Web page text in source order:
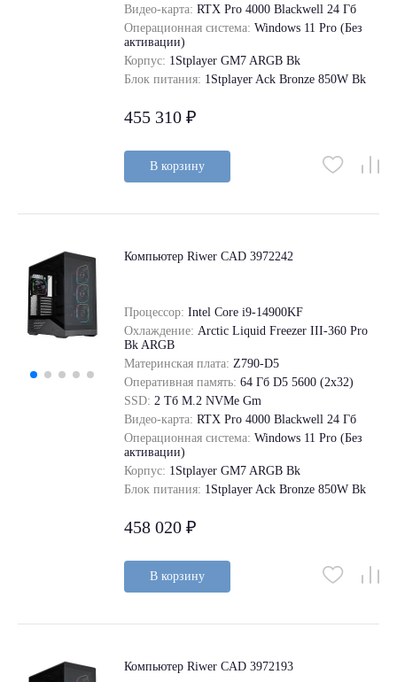
Видео-карта: RTX Pro 4000 Blackwell 24 Гб
Операционная система: Windows 11 Pro (Без
активации)
Корпус: 1Stplayer GM7 ARGB Bk
Блок питания: 1Stplayer Ack Bronze 850W Bk
455 310 ₽
В корзину
Компьютер Riwer CAD 3972242
Процессор: Intel Core i9-14900KF
Охлаждение: Arctic Liquid Freezer III-360 Pro
Bk ARGB
Материнская плата: Z790-D5
Оперативная память: 64 Гб D5 5600 (2х32)
SSD: 2 Tб M.2 NVMe Gm
Видео-карта: RTX Pro 4000 Blackwell 24 Гб
Операционная система: Windows 11 Pro (Без
активации)
Корпус: 1Stplayer GM7 ARGB Bk
Блок питания: 1Stplayer Ack Bronze 850W Bk
458 020 ₽
В корзину
Компьютер Riwer CAD 3972193